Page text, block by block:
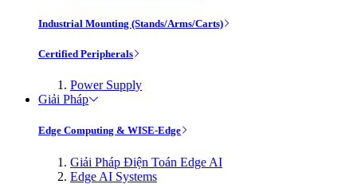
Industrial Mounting (Stands/Arms/Carts)
Certified Peripherals
Power Supply
Giải Pháp
Edge Computing & WISE-Edge
Giải Pháp Điện Toán Edge AI
Edge AI Systems